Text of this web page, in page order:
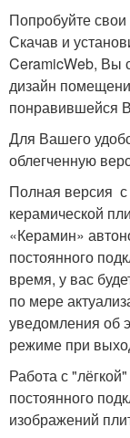
Попробуйте
Скачав и
CeramicWeb, Вы
дизайн
понравившейся
Для Вашего
облегченную
Полная версия с
керамической
«Керамин»
постоянного
время, у вас
по мере
уведомления об
режиме при
Работа с
постоянного
изображений